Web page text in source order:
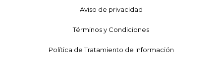
Aviso de privacidad
Términos y Condiciones
Política de Tratamiento de Información